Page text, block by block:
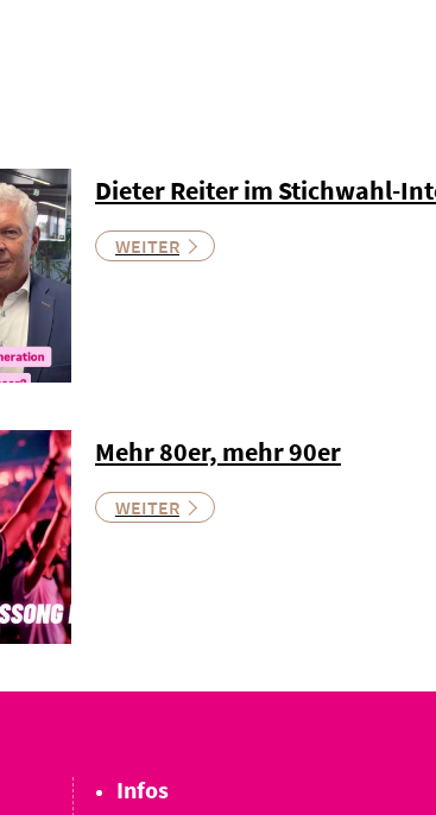
Dieter Reiter im Stichwahl-
WEITER
Mehr 80er, mehr 90er
WEITER
Infos